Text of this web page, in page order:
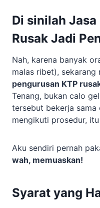
Di sinilah Jasa
Rusak Jadi
Nah, karena banyak
malas ribet), sekarang
pengurusan KTP
Tenang, bukan calo
tersebut bekerja
mengikuti prosedur,
Aku sendiri pernah
wah, memuaskan!
Syarat yang